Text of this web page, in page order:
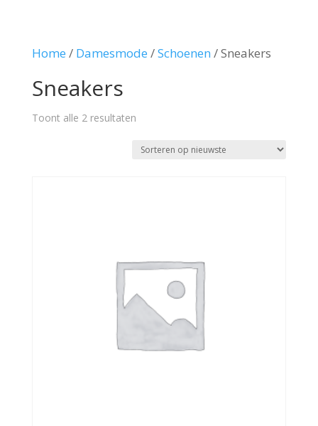
Home / Damesmode /Schoenen / Sneakers
Sneakers
Toont alle 2 resultatenGesorteerd